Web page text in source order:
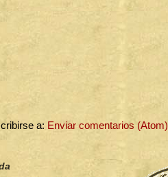
a: Enviar comentarios (Atom)